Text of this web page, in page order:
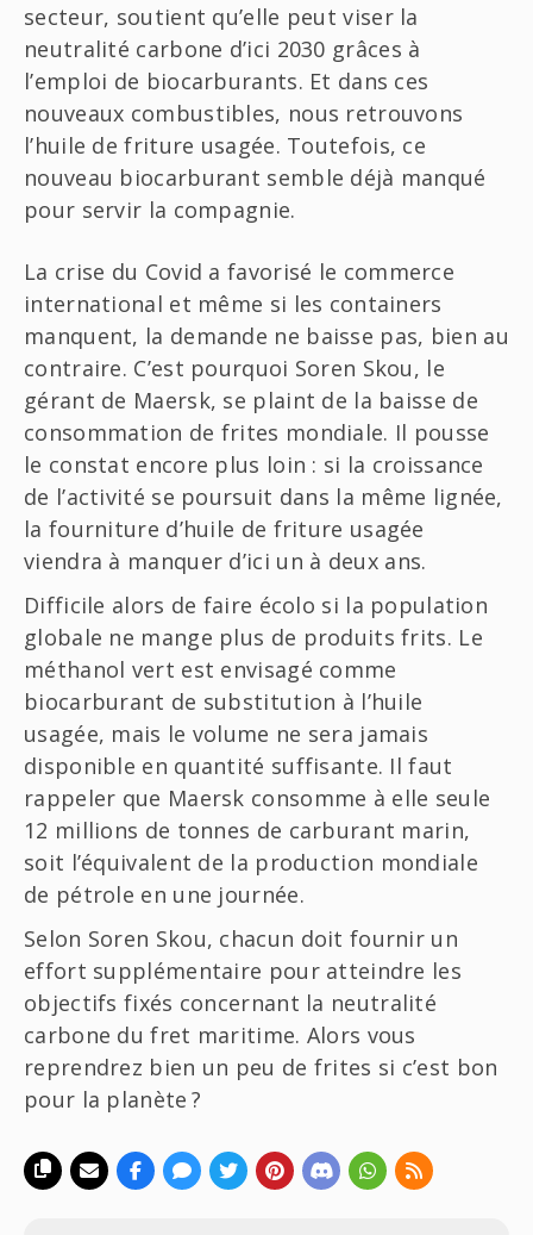
secteur, soutient qu’elle peut viser la
neutralité carbone d’ici 2030 grâces à
l’emploi de biocarburants. Et dans ces
nouveaux combustibles, nous retrouvons
l’huile de friture usagée. Toutefois, ce
nouveau biocarburant semble déjà manqué
pour servir la compagnie.
La crise du Covid a favorisé le commerce
international et même si les containers
manquent, la demande ne baisse pas, bien au
contraire. C’est pourquoi Soren Skou, le
gérant de Maersk, se plaint de la baisse de
consommation de frites mondiale. Il pousse
le constat encore plus loin : si la croissance
de l’activité se poursuit dans la même lignée,
la fourniture d’huile de friture usagée
viendra à manquer d’ici un à deux ans.
Difficile alors de faire écolo si la population
globale ne mange plus de produits frits. Le
méthanol vert est envisagé comme
biocarburant de substitution à l’huile
usagée, mais le volume ne sera jamais
disponible en quantité suffisante. Il faut
rappeler que Maersk consomme à elle seule
12 millions de tonnes de carburant marin,
soit l’équivalent de la production mondiale
de pétrole en une journée.
Selon Soren Skou, chacun doit fournir un
effort supplémentaire pour atteindre les
objectifs fixés concernant la neutralité
carbone du fret maritime. Alors vous
reprendrez bien un peu de frites si c’est bon
pour la planète ?